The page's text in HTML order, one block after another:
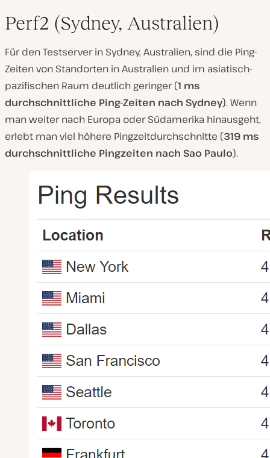
Perf2 (Sydney, Australien)
Für den Testserver in Sydney, Australien, sind die Ping-
Zeiten von Standorten in Australien und im asiatisch-
pazifischen Raum deutlich geringer (1 ms
durchschnittliche Ping-Zeiten nach Sydney). Wenn
man weiter nach Europa oder Südamerika hinausgeht,
erlebt man viel höhere Pingzeitdurchschnitte (319 ms
durchschnittliche Pingzeiten nach Sao Paulo).